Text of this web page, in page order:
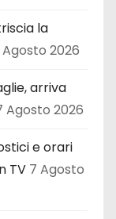
la
Agosto 2026
arriva
Agosto 2026
e orari
TV 7 Agosto